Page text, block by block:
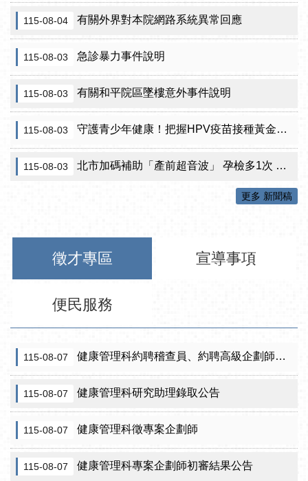
115-08-04 有關外界對本院網路系統異常回應
115-08-03 急診暴力事件說明
115-08-03 有關和平院區墜樓意外事件說明
115-08-03 守護青少年健康！把握HPV疫苗接種黃金期 臺北市提供校園設站及98家合約院所接種服務
115-08-03 北市加碼補助「產前超音波」 孕檢多1次 準媽咪「超」安心！
更多 新聞稿
徵才專區 宣導事項
便民服務
115-08-07 健康管理科約聘稽查員、約聘高級企劃師之初審合格名單暨甄試公告
115-08-07 健康管理科研究助理錄取公告
115-08-07 健康管理科徵專案企劃師
115-08-07 健康管理科專案企劃師初審結果公告